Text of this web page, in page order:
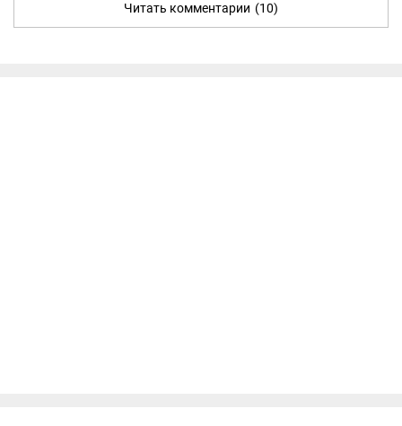
Читать комментарии (10)